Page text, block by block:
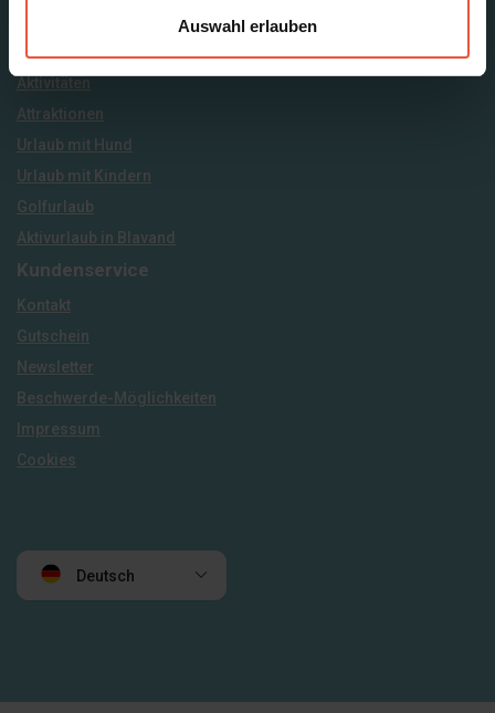
Auswahl erlauben
Aktivitäten
Attraktionen
Urlaub mit Hund
Urlaub mit Kindern
Golfurlaub
Aktivurlaub in Blavand
Kundenservice
Kontakt
Gutschein
Newsletter
Beschwerde-Möglichkeiten
Impressum
Cookies
Deutsch